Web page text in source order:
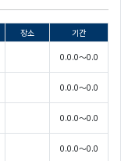
장소
기간
0.0.0～0.0
0.0.0～0.0
0.0.0～0.0
0.0.0～0.0